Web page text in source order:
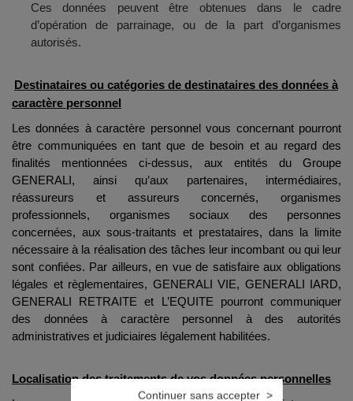
Ces données peuvent être obtenues dans le cadre
d’opération de parrainage, ou de la part d’organismes
autorisés.
Destinataires ou catégories de destinataires des données à
caractère personnel
Les données à caractère personnel vous concernant pourront
être communiquées en tant que de besoin et au regard des
finalités mentionnées ci-dessus, aux entités du Groupe
GENERALI, ainsi qu’aux partenaires, intermédiaires,
réassureurs et assureurs concernés, organismes
professionnels, organismes sociaux des personnes
concernées, aux sous-traitants et prestataires, dans la limite
nécessaire à la réalisation des tâches leur incombant ou qui leur
sont confiées. Par ailleurs, en vue de satisfaire aux obligations
légales et règlementaires, GENERALI VIE, GENERALI IARD,
GENERALI RETRAITE et L’EQUITE pourront communiquer
des données à caractère personnel à des autorités
administratives et judiciaires légalement habilitées.
Localisation des traitements de vos données personnelles
Continuer sans accepter